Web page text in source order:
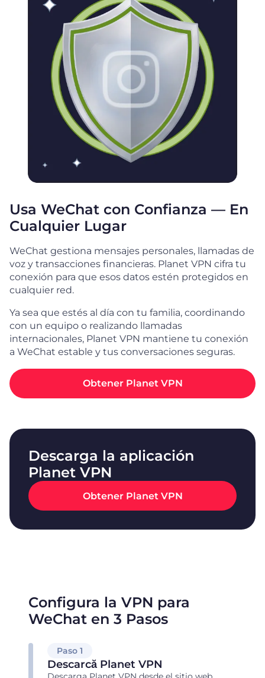
Usa WeChat con Confianza — En
Cualquier Lugar
WeChat gestiona mensajes personales, llamadas de
voz y transacciones financieras. Planet VPN cifra tu
conexión para que esos datos estén protegidos en
cualquier red.
Ya sea que estés al día con tu familia, coordinando
con un equipo o realizando llamadas
internacionales, Planet VPN mantiene tu conexión
a WeChat estable y tus conversaciones seguras.
Obtener Planet VPN
Descarga la aplicación
Planet VPN
Obtener Planet VPN
Configura la VPN para
WeChat en 3 Pasos
Paso 1
Descarcă Planet VPN